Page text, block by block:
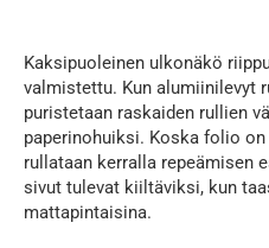
Kaksipuoleinen ulkonäkö
valmistettu. Kun alumiinilevyt
puristetaan raskaiden rullien
paperinohuiksi. Koska folio
rullataan kerralla repeämisen
sivut tulevat kiiltäviksi, kun
mattapintaisina.